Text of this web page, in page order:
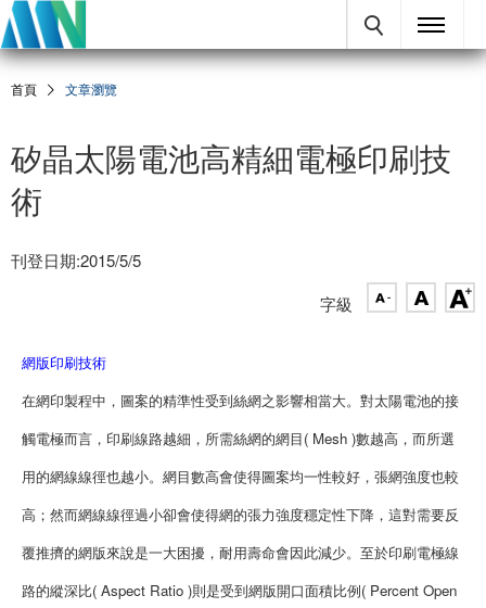
首頁 文章瀏覽
矽晶太陽電池高精細電極印刷技
術
刊登日期:2015/5/5
字級
網版印刷技術
在網印製程中，圖案的精準性受到絲網之影響相當大。對太陽電池的接
觸電極而言，印刷線路越細，所需絲網的網目( Mesh )數越高，而所選
用的網線線徑也越小。網目數高會使得圖案均一性較好，張網強度也較
高；然而網線線徑過小卻會使得網的張力強度穩定性下降，這對需要反
覆推擠的網版來說是一大困擾，耐用壽命會因此減少。至於印刷電極線
路的縱深比( Aspect Ratio )則是受到網版開口面積比例( Percent Open